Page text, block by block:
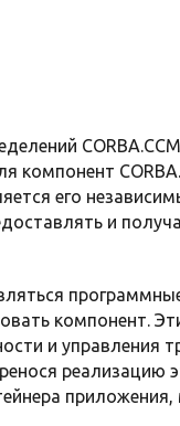
компонент
его
и
компонент.
и управления
реализацию